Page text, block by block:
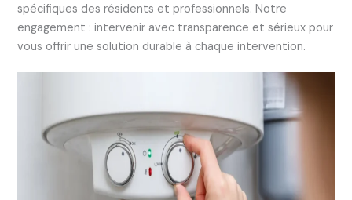
spécifiques des résidents et professionnels. Notre
engagement : intervenir avec transparence et sérieux pour
vous offrir une solution durable à chaque intervention.